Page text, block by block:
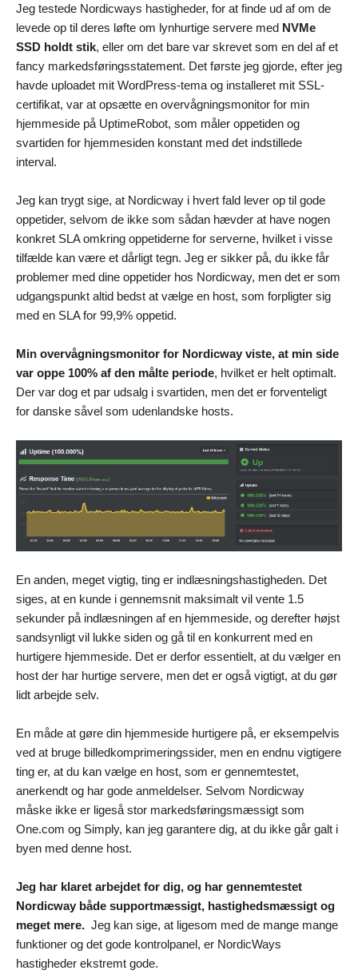
Jeg testede Nordicways hastigheder, for at finde ud af om de
levede op til deres løfte om lynhurtige servere med NVMe
SSD holdt stik, eller om det bare var skrevet som en del af et
fancy markedsføringsstatement. Det første jeg gjorde, efter jeg
havde uploadet mit WordPress-tema og installeret mit SSL-
certifikat, var at opsætte en overvågningsmonitor for min
hjemmeside på UptimeRobot, som måler oppetiden og
svartiden for hjemmesiden konstant med det indstillede
interval.
Jeg kan trygt sige, at Nordicway i hvert fald lever op til gode
oppetider, selvom de ikke som sådan hævder at have nogen
konkret SLA omkring oppetiderne for serverne, hvilket i visse
tilfælde kan være et dårligt tegn. Jeg er sikker på, du ikke får
problemer med dine oppetider hos Nordicway, men det er som
udgangspunkt altid bedst at vælge en host, som forpligter sig
med en SLA for 99,9% oppetid.
Min overvågningsmonitor for Nordicway viste, at min side
var oppe 100% af den målte periode, hvilket er helt optimalt.
Der var dog et par udsalg i svartiden, men det er forventeligt
for danske såvel som udenlandske hosts.
En anden, meget vigtig, ting er indlæsningshastigheden. Det
siges, at en kunde i gennemsnit maksimalt vil vente 1.5
sekunder på indlæsningen af en hjemmeside, og derefter højst
sandsynligt vil lukke siden og gå til en konkurrent med en
hurtigere hjemmeside. Det er derfor essentielt, at du vælger en
host der har hurtige servere, men det er også vigtigt, at du gør
lidt arbejde selv.
En måde at gøre din hjemmeside hurtigere på, er eksempelvis
ved at bruge billedkomprimeringssider, men en endnu vigtigere
ting er, at du kan vælge en host, som er gennemtestet,
anerkendt og har gode anmeldelser. Selvom Nordicway
måske ikke er ligeså stor markedsføringsmæssigt som
One.com og Simply, kan jeg garantere dig, at du ikke går galt i
byen med denne host.
Jeg har klaret arbejdet for dig, og har gennemtestet
Nordicway både supportmæssigt, hastighedsmæssigt og
meget mere. Jeg kan sige, at ligesom med de mange mange
funktioner og det gode kontrolpanel, er NordicWays
hastigheder ekstremt gode.